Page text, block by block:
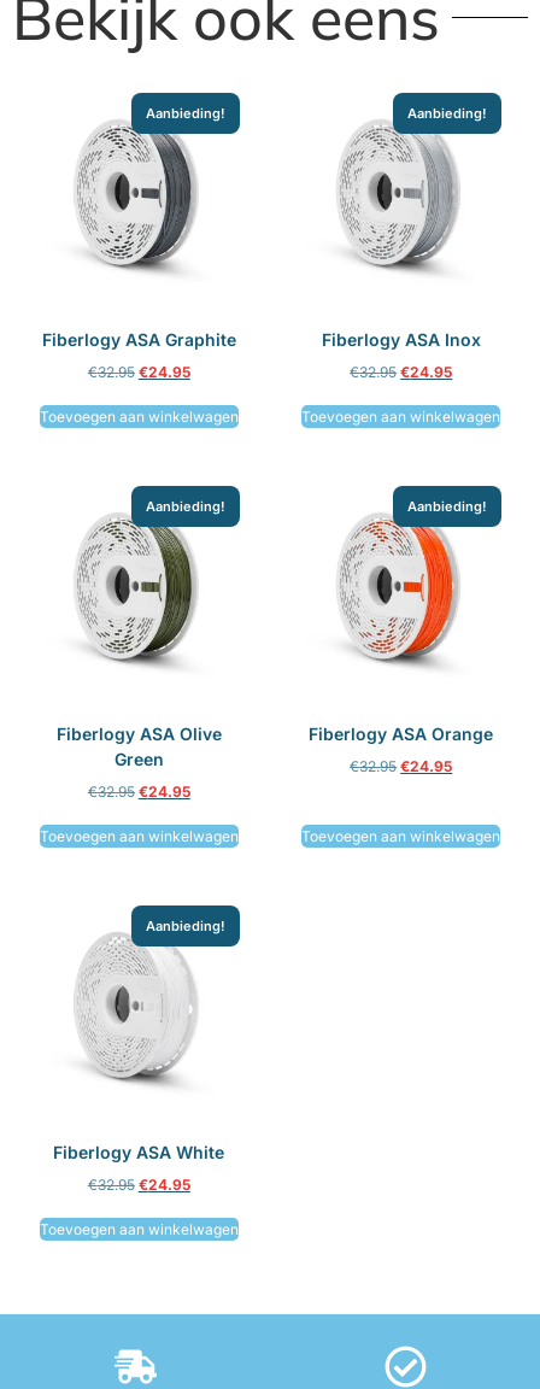
Bekijk ook eens
Aanbieding!
Fiberlogy ASA Graphite
€32.95 €24.95
Toevoegen aan winkelwagen
Aanbieding!
Fiberlogy ASA Inox
€32.95 €24.95
Toevoegen aan winkelwagen
Aanbieding!
Fiberlogy ASA Olive
Green
€32.95 €24.95
Toevoegen aan winkelwagen
Aanbieding!
Fiberlogy ASA Orange
€32.95 €24.95
Toevoegen aan winkelwagen
Aanbieding!
Fiberlogy ASA White
€32.95 €24.95
Toevoegen aan winkelwagen